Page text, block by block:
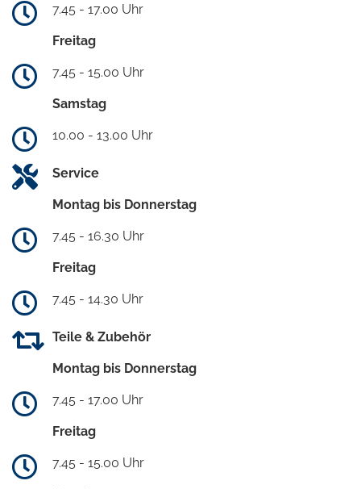
7.45 - 17.00 Uhr
Freitag
7.45 - 15.00 Uhr
Samstag
10.00 - 13.00 Uhr
Service
Montag bis Donnerstag
7.45 - 16.30 Uhr
Freitag
7.45 - 14.30 Uhr
Teile & Zubehör
Montag bis Donnerstag
7.45 - 17.00 Uhr
Freitag
7.45 - 15.00 Uhr